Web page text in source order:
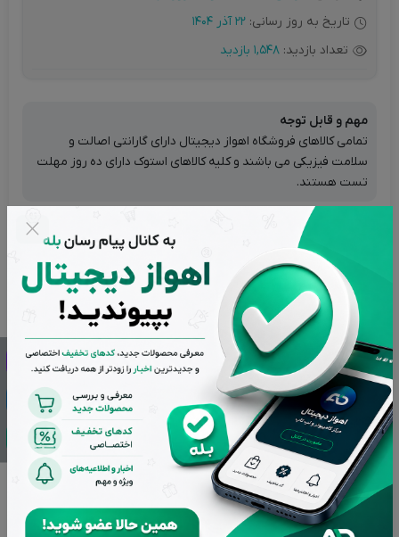
تاریخ به روز رسانی: 22 آذر 1404
تعداد بازدید: 1,548 بازدید
مهم و قابل توجه
تمامی کالاهای فروشگاه اهواز دیجیتال دارای گارانتی اصالت و
سلامت فیزیکی می باشند و کلیه کالاهای استوک دارای ده روز مهلت
تست هستند.
تضمین بهترین قیمت بازار
پشتیبانی از ساعت 9 تا 20 بجز ایام تعطیل
بازگشت وجه در صورت عدم رضایت
اصالت کالاها از برترین برندها
تحویل سریع در کمترین زمان ممکن
توضیحات ویژگی های محصول برند محصول نقد و بررسی‌ها (0)
لپ تاپ Dell Latitude 5480 – استوک
لپ تاپ Dell Latitude 5480 در دسته‌ لپ تاپ استوک دل قرار دارد.